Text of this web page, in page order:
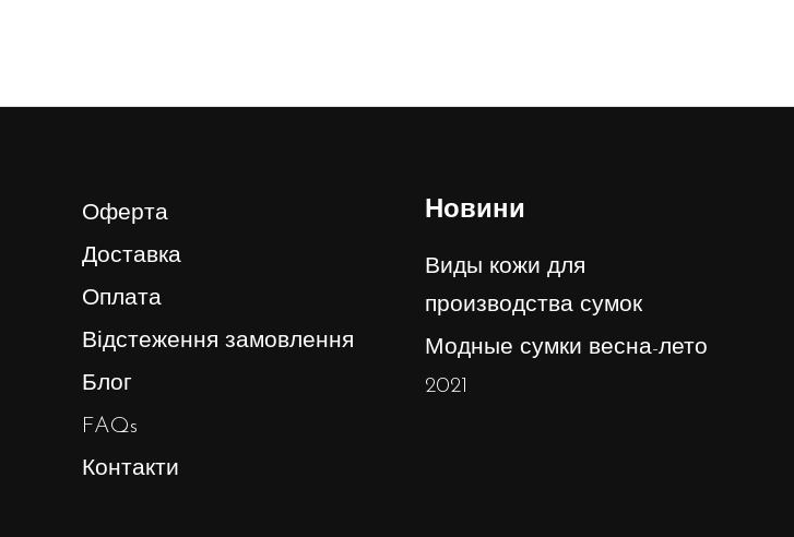
Оферта
Доставка
Оплата
Відстеження замовлення
Блог
FAQs
Контакти
Новини
Виды кожи для
производства сумок
Модные сумки весна-лето
2021